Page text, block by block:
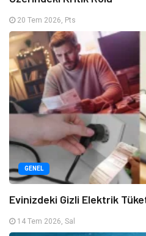
20 Tem 2026, Pts
GENEL
Evinizdeki Gizli Elektrik
14 Tem 2026, Sal